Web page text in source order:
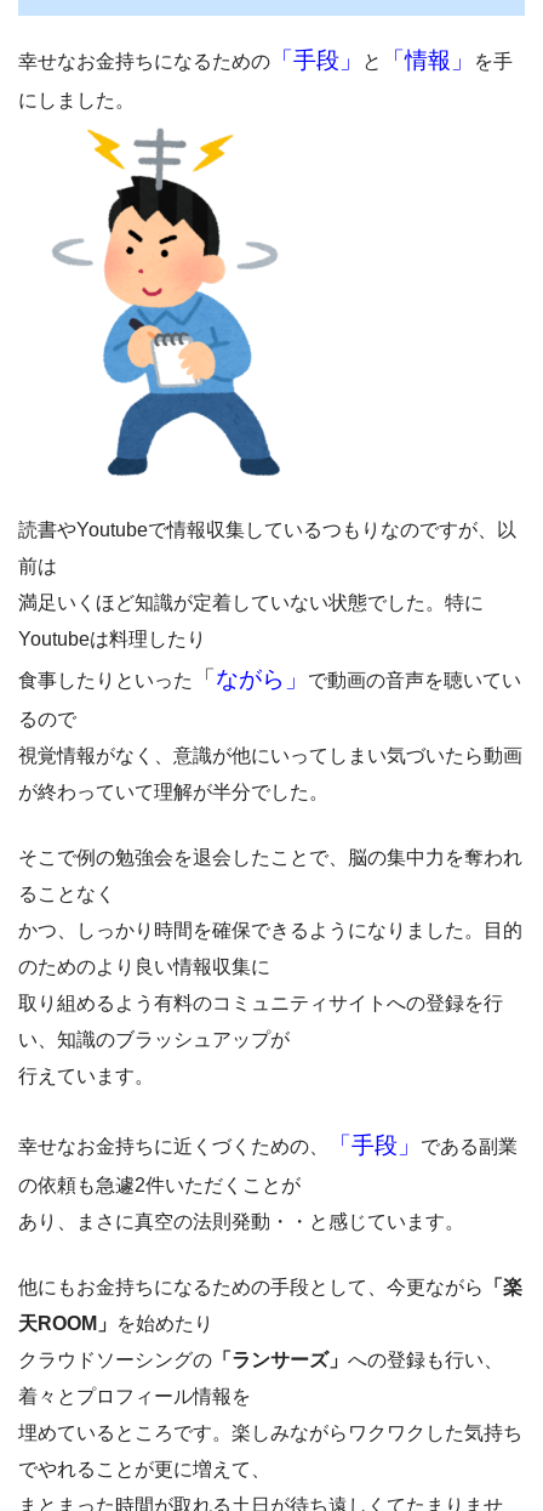
幸せなお金持ちになるための 「手段」 と 「情報」
を手
にしました。
読書やYoutubeで情報収集しているつもりなのですが、以
前は
満足いくほど知識が定着していない状態でした。特に
Youtubeは料理したり
食事したりといった
「 ながら」
で動画の音声を聴いてい
るので
視覚情報がなく、意識が他にいってしまい気づいたら動画
が終わっていて理解が半分でした。
そこで例の勉強会を退会したことで、脳の集中力を奪われ
ることなく
かつ、しっかり時間を確保できるようになりました。目的
のためのより良い情報収集に
取り組めるよう有料のコミュニティサイトへの登録を行
い、知識のブラッシュアップが
行えています。
幸せなお金持ちに近くづくための、 「手段」
である副業
の依頼も急遽2件いただくことが
あり、まさに真空の法則発動・・と感じています。
他にもお金持ちになるための手段として、今更ながら
「楽
天ROOM」 を始めたり
クラウドソーシングの 「ランサーズ」 への登録も行い、
着々とプロフィール情報を
埋めているところです。楽しみながらワクワクした気持ち
でやれることが更に増えて、
まとまった時間が取れる土日が待ち遠しくてたまりませ